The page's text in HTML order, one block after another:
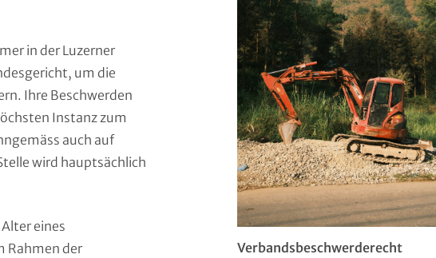
in der Luzerner
um die
Ihre Beschwerden
Instanz zum
auch auf
wird hauptsächlich
eines
Rahmen der
Verbandsbeschwerderecht